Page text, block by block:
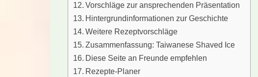
Vorschläge zur ansprechenden Präsentation
Hintergrundinformationen zur Geschichte
Weitere Rezeptvorschläge
Zusammenfassung: Taiwanese Shaved Ice
Diese Seite an Freunde empfehlen
Rezepte-Planer